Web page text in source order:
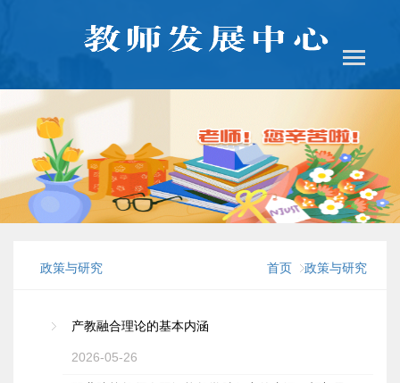
政策与研究 首页 政策与研究
2026-05-26
产教融合理论的基本内涵